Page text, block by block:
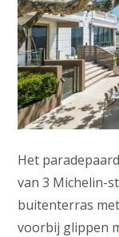
Het
van 3 Michelin-
buitenterras
voorbij glippen